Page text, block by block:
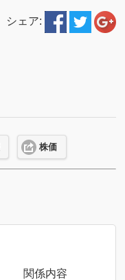
シェア:
株価
関係内容